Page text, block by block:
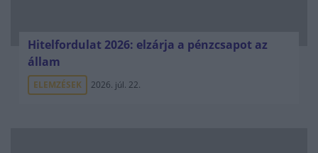
Hitelfordulat 2026: elzárja a pénzcsapot az
állam
ELEMZÉSEK 2026. júl. 22.